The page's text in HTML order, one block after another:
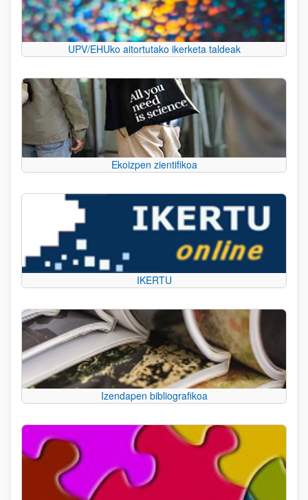
UPV/EHUko aitortutako ikerketa taldeak
Ekoizpen zientifikoa
IKERTU
Izendapen bibliografikoa